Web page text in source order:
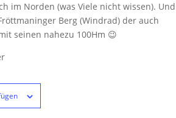
im Norden (was Viele nicht wissen). Und
Berg (Windrad) der auch
seinen nahezu 100Hm 😉